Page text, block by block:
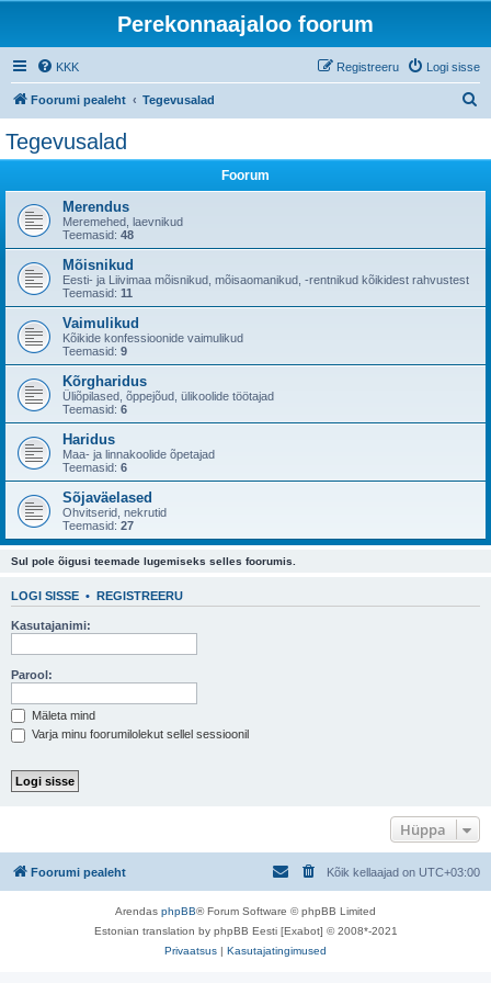
Perekonnaajaloo foorum
KKK Logi sisse
Registreeru
Foorumi pealeht Tegevusalad
Tegevusalad
Foorum
Merendus
Meremehed, laevnikud
Teemasid: 48
Mõisnikud
Eesti- ja Liivimaa mõisnikud, mõisaomanikud, -rentnikud kõikidest rahvustest
Teemasid: 11
Vaimulikud
Kõikide konfessioonide vaimulikud
Teemasid: 9
Kõrgharidus
Üliõpilased, õppejõud, ülikoolide töötajad
Teemasid: 6
Haridus
Maa- ja linnakoolide õpetajad
Teemasid: 6
Sõjaväelased
Ohvitserid, nekrutid
Teemasid: 27
Sul pole õigusi teemade lugemiseks selles foorumis.
LOGI SISSE • REGISTREERU
Kasutajanimi:
Parool:
Mäleta mind
Varja minu foorumilolekut sellel sessioonil
Hüppa
Foorumi pealeht Kõik kellaajad on UTC+03:00
Arendas phpBB® Forum Software © phpBB Limited
Estonian translation by phpBB Eesti [Exabot] © 2008*-2021
Privaatsus | Kasutajatingimused